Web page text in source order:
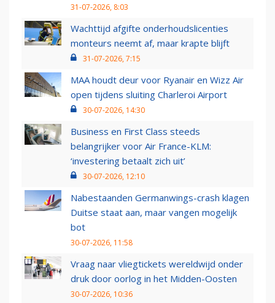
31-07-2026, 8:03
Wachttijd afgifte onderhoudslicenties
monteurs neemt af, maar krapte blijft
31-07-2026, 7:15
MAA houdt deur voor Ryanair en Wizz Air
open tijdens sluiting Charleroi Airport
30-07-2026, 14:30
Business en First Class steeds
belangrijker voor Air France-KLM:
‘investering betaalt zich uit’
30-07-2026, 12:10
Nabestaanden Germanwings-crash klagen
Duitse staat aan, maar vangen mogelijk
bot
30-07-2026, 11:58
Vraag naar vliegtickets wereldwijd onder
druk door oorlog in het Midden-Oosten
30-07-2026, 10:36